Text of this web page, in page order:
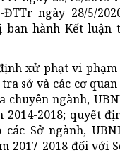
ngày 28/5/
hành Kết luận
xử phạt vi phạm
sở và các cơ
ngành,
2018; quyết
Sở ngành,
2017-2018 đối với